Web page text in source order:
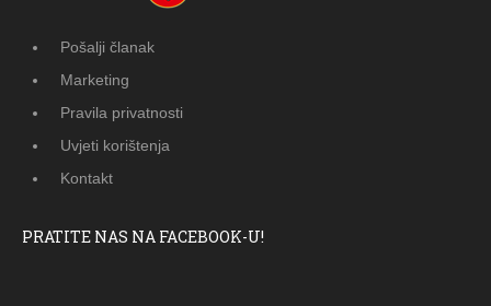
Pošalji članak
Marketing
Pravila privatnosti
Uvjeti korištenja
Kontakt
PRATITE NAS NA FACEBOOK-U!